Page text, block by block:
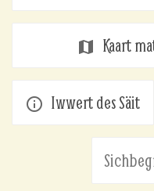
map Kaart
info_outline Iwwert des Säit